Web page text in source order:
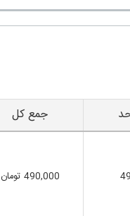
جمع کل
490,000 تومان